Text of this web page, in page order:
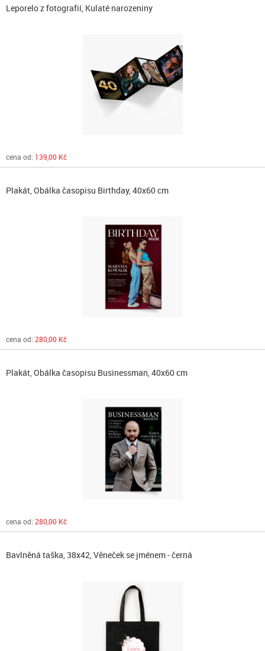
Leporelo z fotografií, Kulaté narozeniny
cena od: 139,00 Kč
Plakát, Obálka časopisu Birthday, 40x60 cm
cena od: 280,00 Kč
Plakát, Obálka časopisu Businessman, 40x60 cm
cena od: 280,00 Kč
Bavlněná taška, 38x42, Věneček se jménem - černá